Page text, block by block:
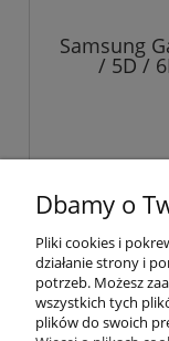
Samsung
/ 5D /
Dbamy o
Pliki cookies i
działanie strony i
potrzeb. Możesz
wszystkich tych
plików do swoich